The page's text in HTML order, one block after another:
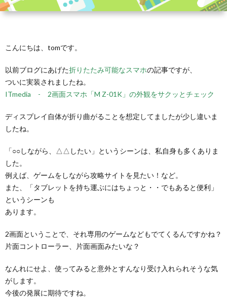
こんにちは、tomです。
以前ブログにあげた折りたたみ可能なスマホの記事ですが、
ついに実装されましたね。
ITmedia - 2画面スマホ「M Z-01K」の外観をサクッとチェック
ディスプレイ自体が折り曲がることを想定してましたが少し違いま
したね。
「○○しながら、△△したい」というシーンは、私自身も多くありま
した。
例えば、ゲームをしながら攻略サイトを見たい！など。
また、「タブレットを持ち運ぶにはちょっと・・でもあると便利」
というシーンも
あります。
2画面ということで、それ専用のゲームなどもでてくるんですかね？
片面コントローラー、片面画面みたいな？
なんれにせよ、使ってみると意外とすんなり受け入れられそうな気
がします。
今後の発展に期待ですね。